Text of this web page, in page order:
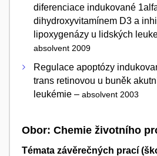
diferenciace indukované
dihydroxyvitamínem D3 a
lipoxygenázy u lidských
absolvent 2009
Regulace apoptózy
trans retinovou u buněk
leukémie – absolvent 2003
Obor: Chemie životního
Témata závěrečných prací